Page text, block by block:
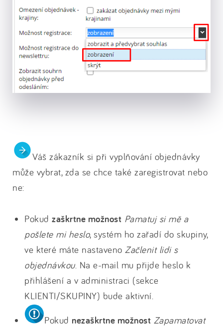
Váš zákazník si při vyplňování objednávky
může vybrat, zda se chce také zaregistrovat nebo
ne:
Pokud zaškrtne možnost Pamatuj si mě a
pošlete mi heslo, systém ho zařadí do skupiny,
ve které máte nastaveno Začlenit lidi s
objednávkou. Na e-mail mu přijde heslo k
přihlášení a v administraci (sekce
KLIENTI/SKUPINY) bude aktivní.
Pokud nezaškrtne možnost Zapamatovat